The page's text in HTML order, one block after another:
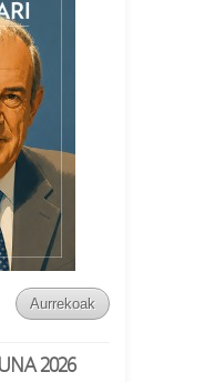
Aurrekoak
2026